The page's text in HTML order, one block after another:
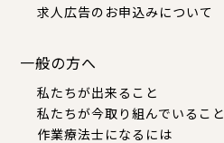
求人広告のお申込みについて
一般の方へ
私たちが出来ること
私たちが今取り組んでいること
作業療法士になるには